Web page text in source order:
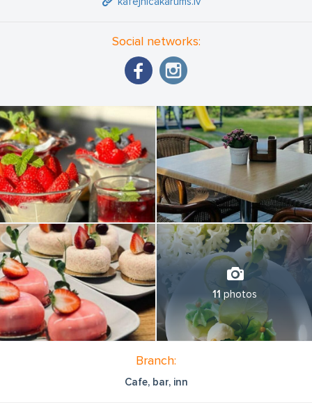
izklaidēties. Papildus tam mums ir arī mini zoo ar trusīšiem, lai
gaisā. Mēs rūpējamies par visiem mūsu apmeklētājiem,
nodrošinot ērtu un patīkamu vidi gan bērniem, gan
pieaugušajiem.
Social networks:
11 photos
Branch:
Cafe, bar, inn